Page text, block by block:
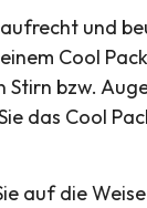
und
Cool
Stirn bzw.
das Cool
auf die